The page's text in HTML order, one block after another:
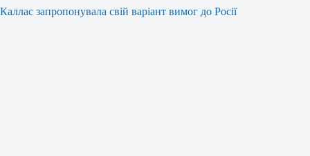
Каллас запропонувала свій варіант вимог до Росії